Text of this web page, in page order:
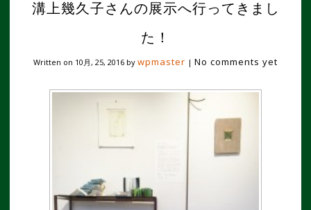
溝上幾久子さんの展示へ行ってきまし
た！
Written on 10月, 25, 2016 by wpmaster | No comments yet